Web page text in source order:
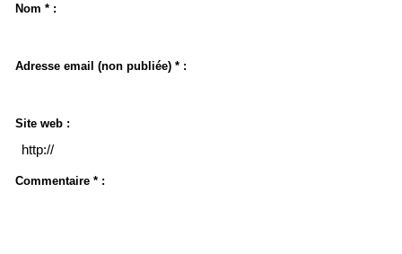
Nom * :
Adresse email (non publiée) * :
Site web :
Commentaire * :